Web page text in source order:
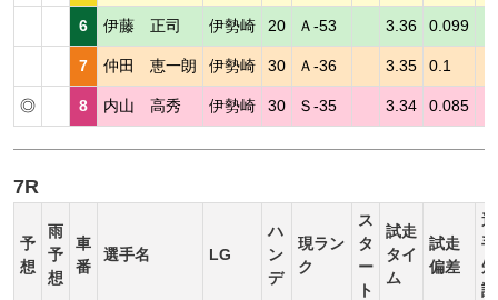
6 伊藤 正司 伊勢崎 20 Ａ-53 3.36 0.099
7 仲田 恵一朗 伊勢崎 30 Ａ-36 3.35 0.1
◎ 8 内山 高秀 伊勢崎 30 Ｓ-35 3.34 0.085
7R
予
想
雨
予
想
車
番
選手名 LG
ハ
ン
デ
現ラン
ク
ス
タ
ー
ト
試走
タイ
ム
試走
偏差
選
手
短
評